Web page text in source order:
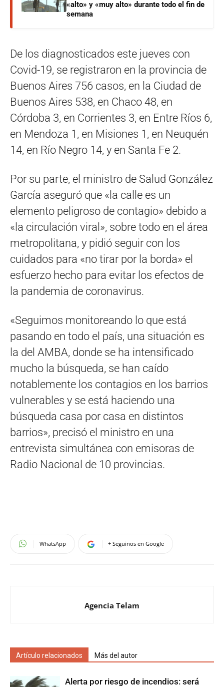
«alto» y «muy alto» durante todo el fin de
semana
De los diagnosticados este jueves con
Covid-19, se registraron en la provincia de
Buenos Aires 756 casos, en la Ciudad de
Buenos Aires 538, en Chaco 48, en
Córdoba 3, en Corrientes 3, en Entre Ríos 6,
en Mendoza 1, en Misiones 1, en Neuquén
14, en Río Negro 14, y en Santa Fe 2.
Por su parte, el ministro de Salud González
García aseguró que «la calle es un
elemento peligroso de contagio» debido a
«la circulación viral», sobre todo en el área
metropolitana, y pidió seguir con los
cuidados para «no tirar por la borda» el
esfuerzo hecho para evitar los efectos de
la pandemia de coronavirus.
«Seguimos monitoreando lo que está
pasando en todo el país, una situación es
la del AMBA, donde se ha intensificado
mucho la búsqueda, se han caído
notablemente los contagios en los barrios
vulnerables y se está haciendo una
búsqueda casa por casa en distintos
barrios», precisó el ministro en una
entrevista simultánea con emisoras de
Radio Nacional de 10 provincias.
WhatsApp + Seguinos en Google
Agencia Telam
Artículo relacionados Más del autor
Alerta por riesgo de incendios: será